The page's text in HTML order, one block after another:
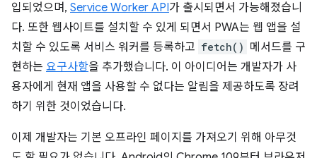
입되었으며, Service Worker API가 출시되면서 가능해졌습니
다. 또한 웹사이트를 설치할 수 있게 되면서 PWA는 웹 앱을 설
치할 수 있도록 서비스 워커를 등록하고 fetch() 메서드를 구
현하는 요구사항을 추가했습니다. 이 아이디어는 개발자가 사
용자에게 현재 앱을 사용할 수 없다는 알림을 제공하도록 장려
하기 위한 것이었습니다.
이제 개발자는 기본 오프라인 페이지를 가져오기 위해 아무것